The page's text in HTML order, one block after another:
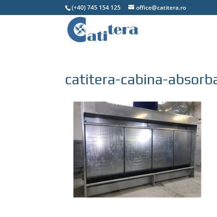
(+40) 745 154 125 office@catitera.ro
catitera-cabina-